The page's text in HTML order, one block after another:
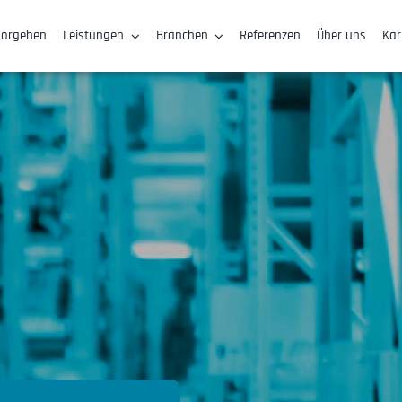
Leistungen Branchen Referenzen Über uns